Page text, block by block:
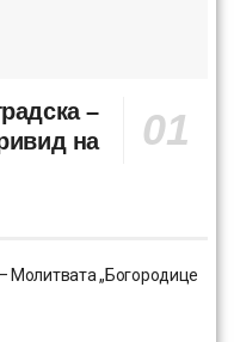
–
на
Молитвата „Богородице